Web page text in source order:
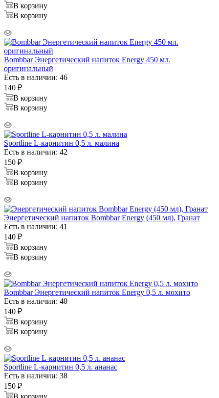
В корзину
В корзину
Bombbar Энергетический напиток Energy 450 мл.
оригинальный
Есть в наличии: 46
140 ₽
В корзину
В корзину
Sportline L-карнитин 0,5 л. малина
Есть в наличии: 42
150 ₽
В корзину
В корзину
Энергетический напиток Bombbar Energy (450 мл), Гранат
Есть в наличии: 41
140 ₽
В корзину
В корзину
Bombbar Энергетический напиток Energy 0,5 л. мохито
Есть в наличии: 40
140 ₽
В корзину
В корзину
Sportline L-карнитин 0,5 л. ананас
Есть в наличии: 38
150 ₽
В корзину